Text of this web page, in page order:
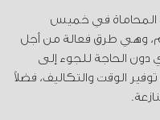
المحاماة في خميس
وهي طرق فعالة من أجل
الحاجة للجوء إلى
الوقت والتكاليف، فضلاً